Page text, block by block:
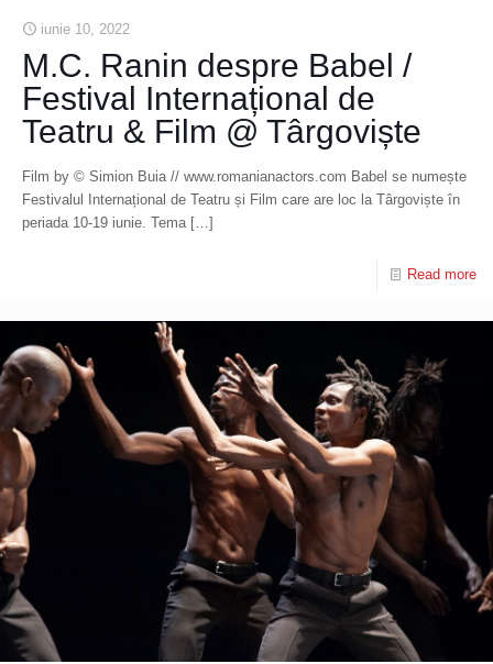
iunie 10, 2022
M.C. Ranin despre Babel /
Festival Internațional de
Teatru & Film @ Târgoviște
Film by © Simion Buia // www.romanianactors.com Babel se numește
Festivalul Internațional de Teatru și Film care are loc la Târgoviște în
periada 10-19 iunie. Tema[…]
Read more